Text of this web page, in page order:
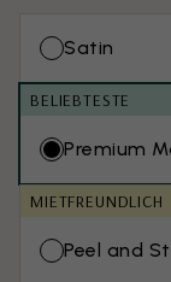
Satin
BELIEBTESTE
Premium
MIETFREUNDLICH
Peel and